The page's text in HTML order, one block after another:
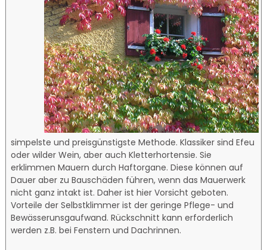
simpelste und preisgünstigste Methode. Klassiker sind Efeu
oder wilder Wein, aber auch Kletterhortensie. Sie
erklimmen Mauern durch Haftorgane. Diese können auf
Dauer aber zu Bauschäden führen, wenn das Mauerwerk
nicht ganz intakt ist. Daher ist hier Vorsicht geboten.
Vorteile der Selbstklimmer ist der geringe Pflege- und
Bewässerunsgaufwand. Rückschnitt kann erforderlich
werden z.B. bei Fenstern und Dachrinnen.